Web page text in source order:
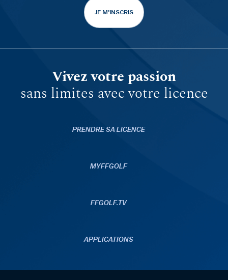
JE M'INSCRIS
Vivez votre passion
sans limites avec votre licence
PRENDRE SA LICENCE
MYFFGOLF
FFGOLF.TV
APPLICATIONS